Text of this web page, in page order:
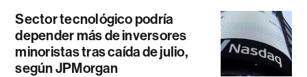
Sector tecnológico podría
depender más de inversores
minoristas tras caída de julio,
según JPMorgan